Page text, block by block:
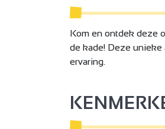
Kom en ontdek deze
de kade! Deze
ervaring.